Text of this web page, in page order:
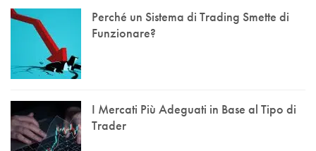
Perché un Sistema di Trading Smette di
Funzionare?
I Mercati Più Adeguati in Base al Tipo di
Trader